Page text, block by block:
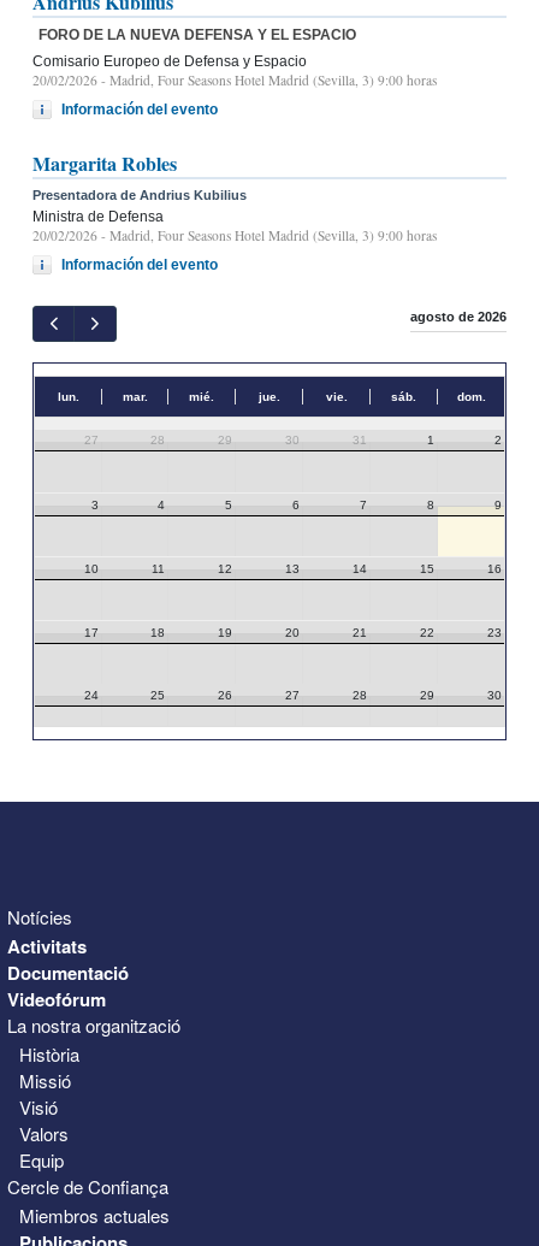
FORO DE LA NUEVA DEFENSA Y EL ESPACIO
Comisario Europeo de Defensa y Espacio
20/02/2026 - Madrid, Four Seasons Hotel Madrid (Sevilla, 3) 9:00 horas
Información del evento
Margarita Robles
Presentadora de Andrius Kubilius
Ministra de Defensa
20/02/2026 - Madrid, Four Seasons Hotel Madrid (Sevilla, 3) 9:00 horas
Información del evento
agosto de 2026
lun. mar. mié. jue. vie. sáb. dom.
27 28 29 30 31 1 2
3 4 5 6 7 8 9
10 11 12 13 14 15 16
17 18 19 20 21 22 23
24 25 26 27 28 29 30
Notícies
Activitats
Documentació
Videofórum
La nostra organització
Història
Missió
Visió
Valors
Equip
Cercle de Confiança
Miembros actuales